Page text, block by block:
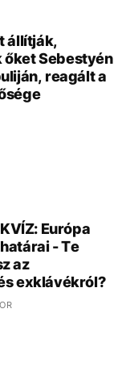
állítják,
Sebestyén
reagált a
KVÍZ: Európa
- Te
az
exklávékról?